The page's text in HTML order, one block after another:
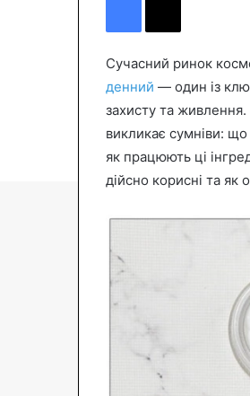
n
e
m
a
i
l
Сучасний ринок
денний — один із
захисту та
викликає сумніви:
як працюють ці
дійсно корисні та як